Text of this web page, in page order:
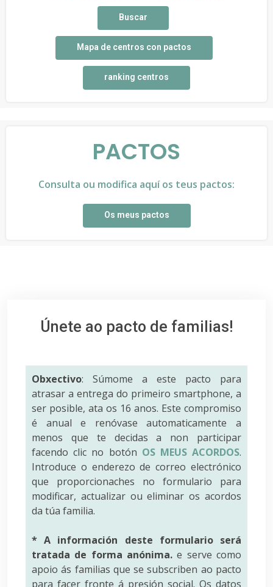
Buscar
Mapa de centros con pactos
ranking centros
PACTOS
Consulta ou modifica aquí os teus pactos:
Os meus pactos
Únete ao pacto de familias!
Obxectivo: Súmome a este pacto para
atrasar a entrega do primeiro smartphone, a
ser posible, ata os 16 anos. Este compromiso
é anual e renóvase automaticamente a
menos que te decidas a non participar
facendo clic no botón OS MEUS ACORDOS.
Introduce o enderezo de correo electrónico
que proporcionaches no formulario para
modificar, actualizar ou eliminar os acordos
da túa familia.
* A información deste formulario será
tratada de forma anónima. e serve como
apoio ás familias que se subscriben ao pacto
para facer fronte á presión social. Os datos